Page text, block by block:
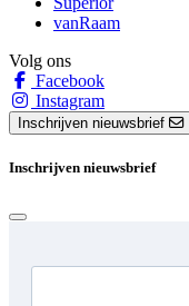
vanRaam
Volg ons
Facebook
Instagram
Inschrijven nieuwsbrief
Inschrijven nieuwsbrief